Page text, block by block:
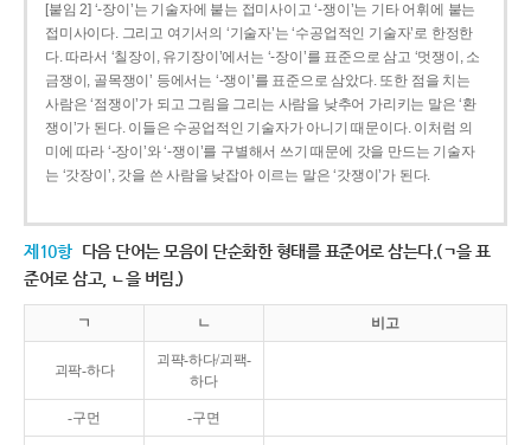
[붙임 2] ‘-장이’는 기술자에 붙는 접미사이고 ‘-쟁이’는 기타 어휘에 붙는
접미사이다. 그리고 여기서의 ‘기술자’는 ‘수공업적인 기술자’로 한정한
다. 따라서 ‘칠장이, 유기장이’에서는 ‘-장이’를 표준으로 삼고 ‘멋쟁이, 소
금쟁이, 골목쟁이’ 등에서는 ‘-쟁이’를 표준으로 삼았다. 또한 점을 치는
사람은 ‘점쟁이’가 되고 그림을 그리는 사람을 낮추어 가리키는 말은 ‘환
쟁이’가 된다. 이들은 수공업적인 기술자가 아니기 때문이다. 이처럼 의
미에 따라 ‘-장이’와 ‘-쟁이’를 구별해서 쓰기 때문에 갓을 만드는 기술자
는 ‘갓장이’, 갓을 쓴 사람을 낮잡아 이르는 말은 ‘갓쟁이’가 된다.
제10항 다음 단어는 모음이 단순화한 형태를 표준어로 삼는다.(ㄱ을 표
준어로 삼고, ㄴ을 버림.)
ㄱ ㄴ 비고
괴팍-하다
괴퍅-하다/괴팩-
하다
-구먼 -구면